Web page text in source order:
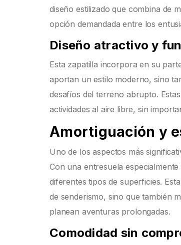
diseño estilizado que combina de
opción demandada entre los
Diseño atractivo y
Esta zapatilla incorpora en su
aportan un estilo moderno, sino
desafíos del terreno abrupto.
actividades al aire libre, sin
Amortiguación y
Uno de los aspectos más
Con una entresuela
diferentes tipos de superficies.
de senderismo, sino que también
planean aventuras prolongadas.
Comodidad sin